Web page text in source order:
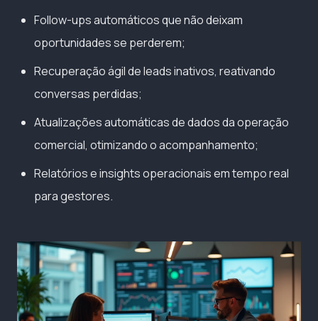
Follow-ups automáticos que não deixam
oportunidades se perderem;
Recuperação ágil de leads inativos, reativando
conversas perdidas;
Atualizações automáticas de dados da operação
comercial, otimizando o acompanhamento;
Relatórios e insights operacionais em tempo real
para gestores.